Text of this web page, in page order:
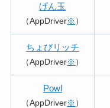
げん玉
（AppDriver※ ）
ちょびリッチ
（AppDriver※ ）
Powl
（AppDriver※ ）